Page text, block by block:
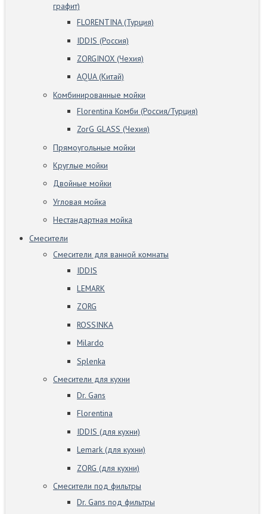
графит)
FLORENTINA (Турция)
IDDIS (Россия)
ZORGINOX (Чехия)
AQUA (Китай)
Комбинированные мойки
Florentina Комби (Россия/Турция)
ZorG GLASS (Чехия)
Прямоугольные мойки
Круглые мойки
Двойные мойки
Угловая мойка
Нестандартная мойка
Смесители
Смесители для ванной комнаты
IDDIS
LEMARK
ZORG
ROSSINKA
Milardo
Splenka
Смесители для кухни
Dr. Gans
Florentina
IDDIS (для кухни)
Lemark (для кухни)
ZORG (для кухни)
Смесители под фильтры
Dr. Gans под фильтры